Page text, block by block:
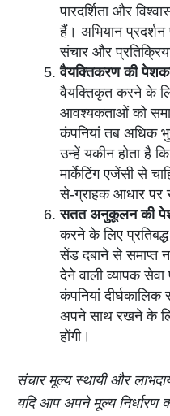
पारदर्शिता और
हैं। अभियान
संचार और
वैयक्तिकरण की
वैयक्तिकृत करने के
आवश्यकताओं को
कंपनियां तब अधिक
उन्हें यकीन होता है
मार्केटिंग एजेंसी से
से-ग्राहक आधार पर
सतत अनुकूलन की
करने के लिए
सेंड दबाने से समाप्त
देने वाली व्यापक
कंपनियां
अपने साथ रखने के
होंगी।
संचार मूल्य स्थायी और
यदि आप अपने मूल्य निर्धारण